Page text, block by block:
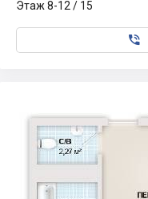
Этаж 8-12 / 15
